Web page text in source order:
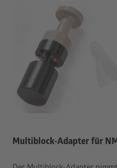
Multiblock-Adapter für